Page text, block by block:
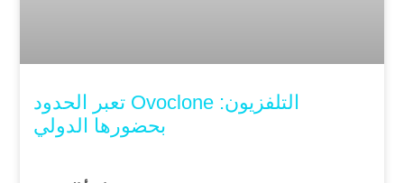
التلفزيون: Ovoclone تعبر الحدود
بحضورها الدولي